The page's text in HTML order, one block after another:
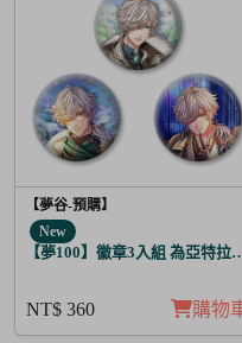
【夢谷-預購】
New
【夢100】徽章3入組 為亞特拉
NT$ 360 購物